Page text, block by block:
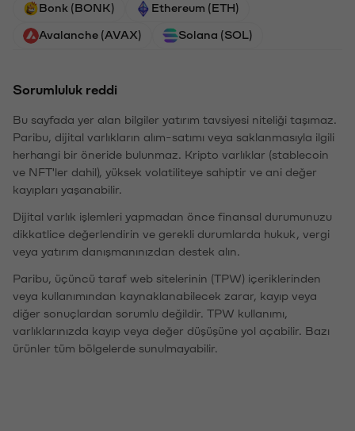
Bonk (BONK) Ethereum (ETH)
Avalanche (AVAX) Solana (SOL)
Sorumluluk reddi
Bu sayfada yer alan bilgiler yatırım tavsiyesi niteliği taşımaz.
Paribu, dijital varlıkların alım-satımı veya saklanmasıyla ilgili
herhangi bir öneride bulunmaz. Kripto varlıklar (stablecoin
ve NFT'ler dahil), yüksek volatiliteye sahiptir ve ani değer
kayıpları yaşanabilir.
Dijital varlık işlemleri yapmadan önce finansal durumunuzu
dikkatlice değerlendirin ve gerekli durumlarda hukuk, vergi
veya yatırım danışmanınızdan destek alın.
Paribu, üçüncü taraf web sitelerinin (TPW) içeriklerinden
veya kullanımından kaynaklanabilecek zarar, kayıp veya
diğer sonuçlardan sorumlu değildir. TPW kullanımı,
varlıklarınızda kayıp veya değer düşüşüne yol açabilir. Bazı
ürünler tüm bölgelerde sunulmayabilir.